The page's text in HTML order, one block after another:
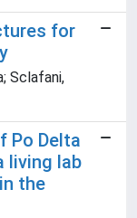
for
Sclafani,
Po Delta
living lab
the